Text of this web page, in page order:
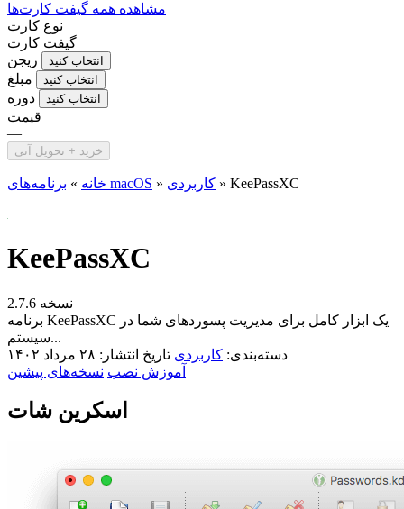
مشاهده همه گیفت کارت‌ها
نوع کارت
گیفت کارت
ریجن
انتخاب کنید
مبلغ انتخاب کنید
دوره انتخاب کنید
قیمت
—
خرید + تحویل آنی
خانه » برنامه‌های macOS » کاربردی » KeePassXC
KeePassXC
نسخه 2.7.6
برنامه KeePassXC یک ابزار کامل برای مدیریت پسورد‌های شما در
سیستم...
دسته‌بندی: کاربردی تاریخ انتشار: ۲۸ مرداد ۱۴۰۲
آموزش نصب نسخه‌های پیشین
اسکرین شات